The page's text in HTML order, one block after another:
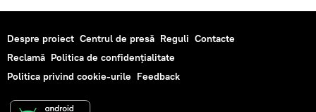
Despre proiect Centrul de presă Reguli Contacte
Reclamă Politica de confidențialitate
Politica privind cookie-urile Feedback